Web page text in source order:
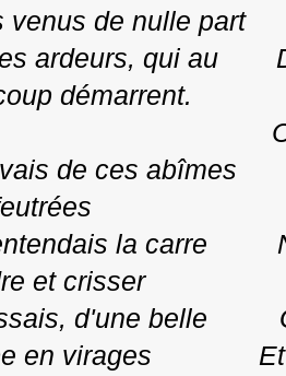
venus de nulle part
ardeurs, qui au
démarrent.
de ces abîmes
la carre
et crisser
d'une belle
en virages